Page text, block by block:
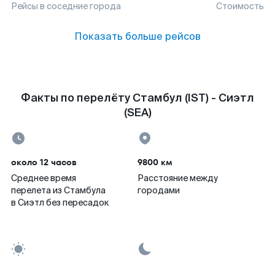
Рейсы в соседние города Стоимость
Показать больше рейсов
Факты по перелёту Стамбул (IST) - Сиэтл
(SEA)
около 12 часов
Среднее время
перелета из Стамбула
в Сиэтл без пересадок
9800 км
Расстояние между
городами